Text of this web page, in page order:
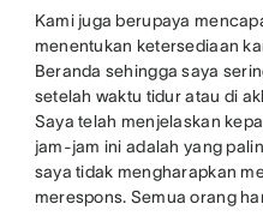
Kami juga berupaya
menentukan ketersediaan
Beranda sehingga saya
setelah waktu tidur atau di
Saya telah menjelaskan
jam-jam ini adalah yang
saya tidak mengharapkan
merespons. Semua orang